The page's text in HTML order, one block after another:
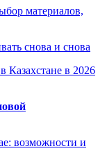
материалов,
снова и снова
Казахстане в 2026
возможности и